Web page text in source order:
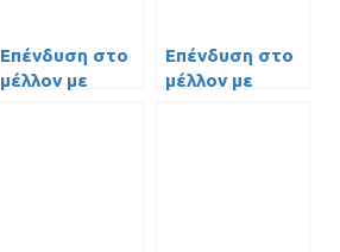
Επένδυση στο
μέλλον με
Επένδυση στο
μέλλον με